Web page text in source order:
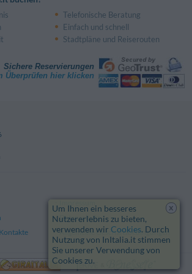
Telefonische Beratung
Einfach und schnell
Stadtpläne und Reiserouten
Sichere Reservierungen
Überprüfen hier klicken
Datenschutz
Allgemeine Geschäftsbedingungen
x
Um Ihnen ein besseres
Nutzererlebnis zu bieten,
verwenden wir Cookies. Durch
Nutzung von InItalia.it stimmen
Sie unserer Verwendung von
Cookies zu.